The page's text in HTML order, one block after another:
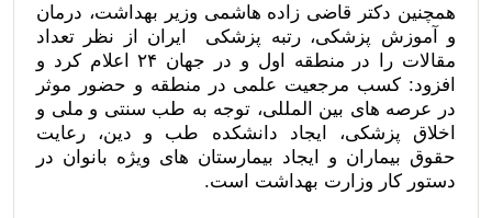
همچنین دکتر قاضی زاده هاشمی وزیر بهداشت، درمان
و آموزش پزشکی، رتبه پزشکی ایران از نظر تعداد
مقالات را در منطقه اول و در جهان ۲۴ اعلام کرد و
افزود: کسب مرجعیت علمی در منطقه و حضور موثر
در عرصه های بین المللی، توجه به طب سنتی و ملی و
اخلاق پزشکی، ایجاد دانشکده طب و دین، رعایت
حقوق بیماران و ایجاد بیمارستان های ویژه بانوان در
دستور کار وزارت بهداشت است.